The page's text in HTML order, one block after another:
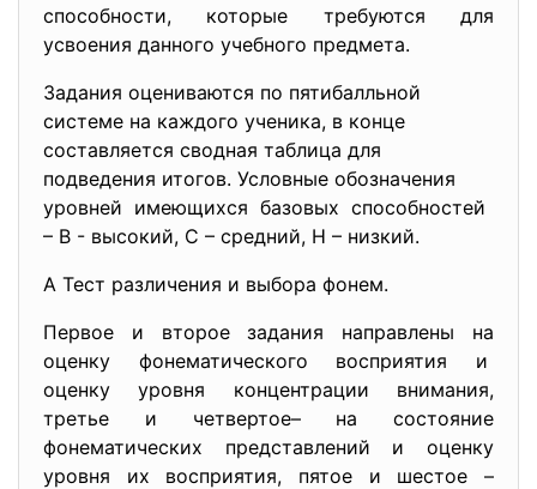
способности, которые требуются для
усвоения данного учебного предмета.
Задания оцениваются по пятибалльной
системе на каждого ученика, в конце
составляется сводная таблица для
подведения итогов. Условные обозначения
уровней имеющихся базовых способностей
– В - высокий, С – средний, Н – низкий.
А Тест различения и выбора фонем.
Первое и второе задания направлены на
оценку фонематического восприятия и
оценку уровня концентрации внимания,
третье и четвертое– на состояние
фонематических представлений и оценку
уровня их восприятия, пятое и шестое –